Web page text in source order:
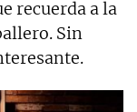
recuerda a la
Sin